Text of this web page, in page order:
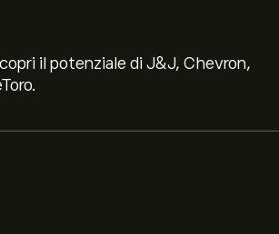
il potenziale di J&J, Chevron,